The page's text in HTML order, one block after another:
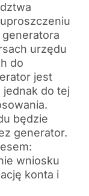
urzędu
do
jest
do tej
będzie
generator.
wniosku
konta i